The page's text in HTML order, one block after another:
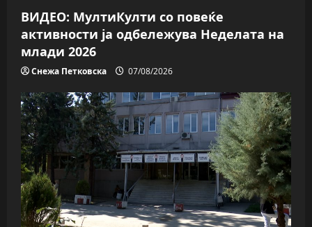
ВИДЕО: МултиКулти со повеќе
активности ја одбележува Неделата на
млади 2026
Снежа Петковска 07/08/2026